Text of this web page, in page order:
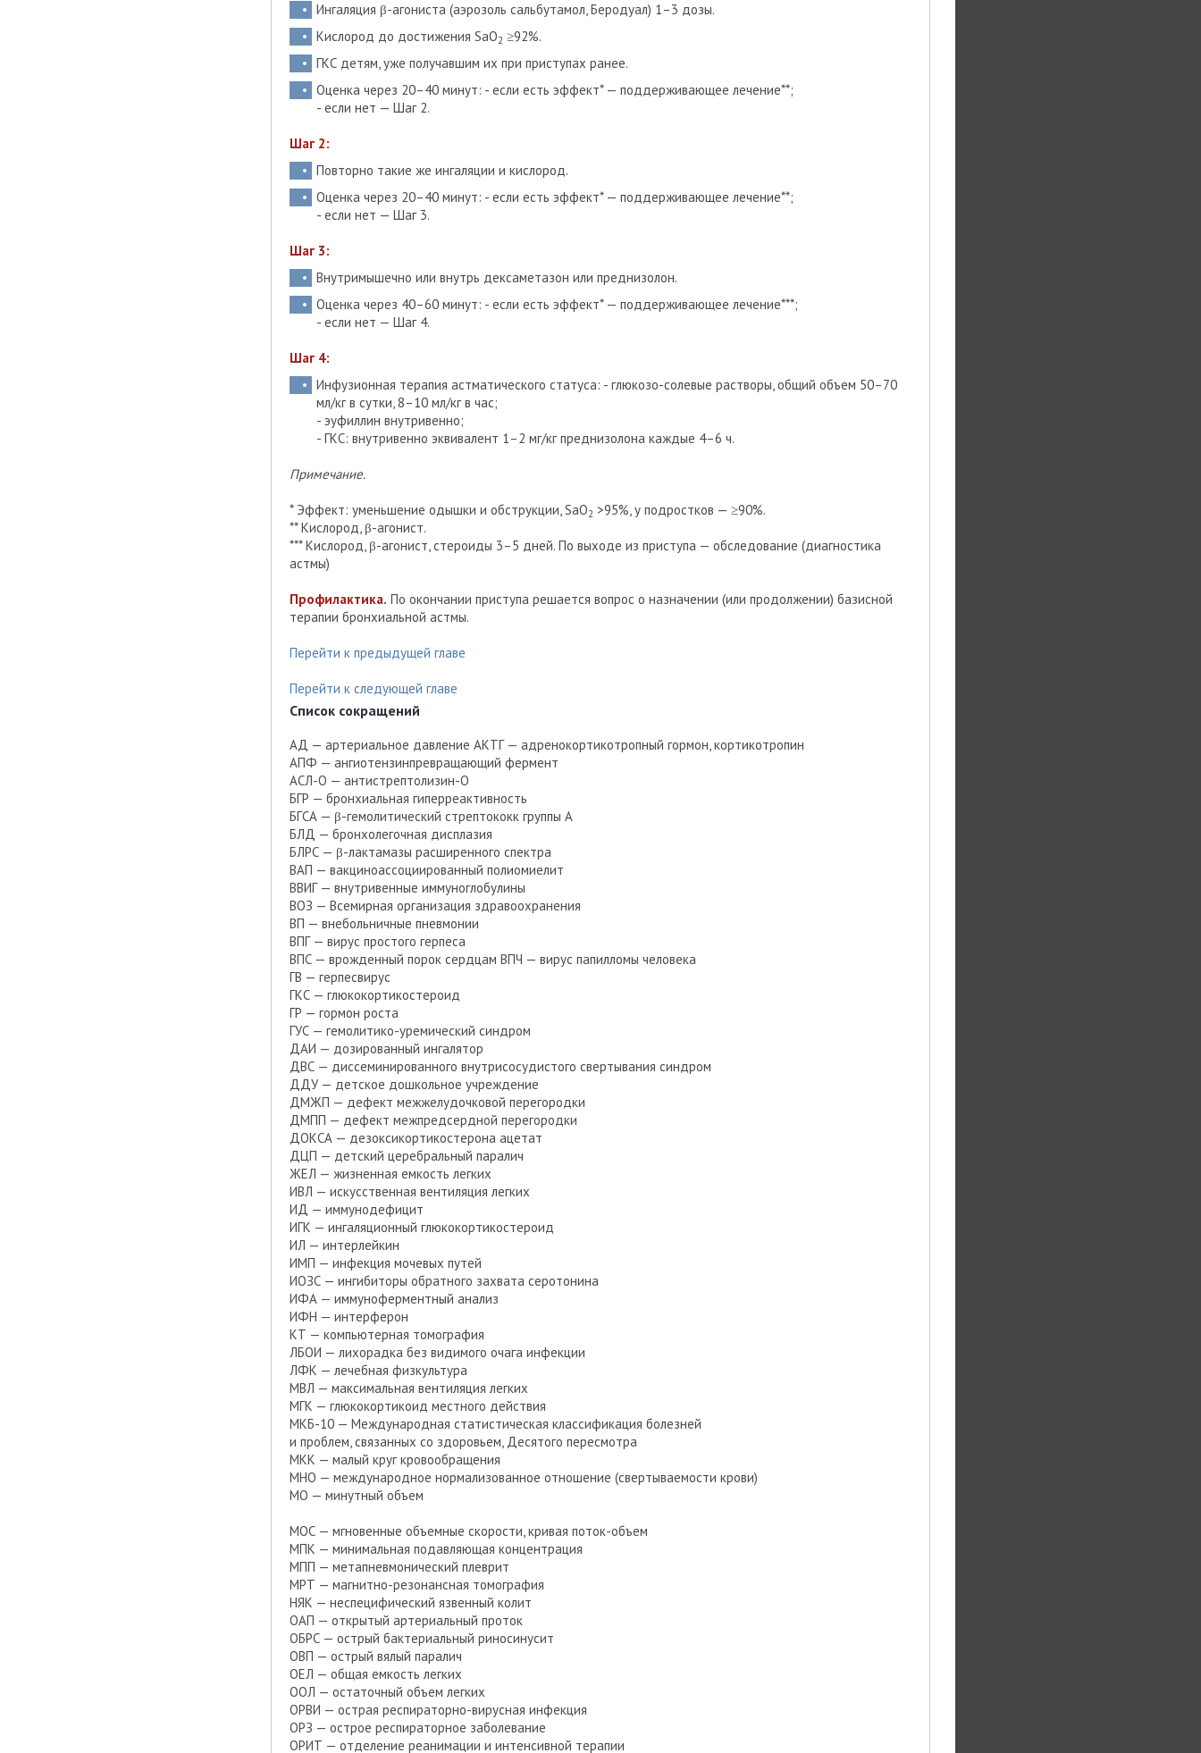
Ингаляция β-агониста (аэрозоль сальбутамол, Беродуал) 1–3 дозы.
Кислород до достижения SaO2 ≥92%.
ГКС детям, уже получавшим их при приступах ранее.
Оценка через 20–40 минут: - если есть эффект* — поддерживающее лечение**;
- если нет — Шаг 2.
Шаг 2:
Повторно такие же ингаляции и кислород.
Оценка через 20–40 минут: - если есть эффект* — поддерживающее лечение**;
- если нет — Шаг 3.
Шаг 3:
Внутримышечно или внутрь дексаметазон или преднизолон.
Оценка через 40–60 минут: - если есть эффект* — поддерживающее лечение***;
- если нет — Шаг 4.
Шаг 4:
Инфузионная терапия астматического статуса: - глюкозо-солевые растворы, общий объем 50–70
мл/кг в сутки, 8–10 мл/кг в час;
- эуфиллин внутривенно;
- ГКС: внутривенно эквивалент 1–2 мг/кг преднизолона каждые 4–6 ч.
Примечание.
* Эффект: уменьшение одышки и обструкции, SaO2 >95%, у подростков — ≥90%.
** Кислород, β-агонист.
*** Кислород, β-агонист, стероиды 3–5 дней. По выходе из приступа — обследование (диагностика
астмы)
Профилактика. По окончании приступа решается вопрос о назначении (или продолжении) базисной
терапии бронхиальной астмы.
Перейти к предыдущей главе
Перейти к следующей главе
Список сокращений
АД — артериальное давление АКТГ — адренокортикотропный гормон, кортикотропин
АПФ — ангиотензинпревращающий фермент
АСЛ-О — антистрептолизин-О
БГР — бронхиальная гиперреактивность
БГСА — β-гемолитический стрептококк группы А
БЛД — бронхолегочная дисплазия
БЛРС — β-лактамазы расширенного спектра
ВАП — вакциноассоциированный полиомиелит
ВВИГ — внутривенные иммуноглобулины
ВОЗ — Всемирная организация здравоохранения
ВП — внебольничные пневмонии
ВПГ — вирус простого герпеса
ВПС — врожденный порок сердцам ВПЧ — вирус папилломы человека
ГВ — герпесвирус
ГКС — глюкокортикостероид
ГР — гормон роста
ГУС — гемолитико-уремический синдром
ДАИ — дозированный ингалятор
ДВС — диссеминированного внутрисосудистого свертывания синдром
ДДУ — детское дошкольное учреждение
ДМЖП — дефект межжелудочковой перегородки
ДМПП — дефект межпредсердной перегородки
ДОКСА — дезоксикортикостерона ацетат
ДЦП — детский церебральный паралич
ЖЕЛ — жизненная емкость легких
ИВЛ — искусственная вентиляция легких
ИД — иммунодефицит
ИГК — ингаляционный глюкокортикостероид
ИЛ — интерлейкин
ИМП — инфекция мочевых путей
ИОЗС — ингибиторы обратного захвата серотонина
ИФА — иммуноферментный анализ
ИФН — интерферон
КТ — компьютерная томография
ЛБОИ — лихорадка без видимого очага инфекции
ЛФК — лечебная физкультура
МВЛ — максимальная вентиляция легких
МГК — глюкокортикоид местного действия
МКБ-10 — Международная статистическая классификация болезней
и проблем, связанных со здоровьем, Десятого пересмотра
МКК — малый круг кровообращения
МНО — международное нормализованное отношение (свертываемости крови)
МО — минутный объем
МОС — мгновенные объемные скорости, кривая поток-объем
МПК — минимальная подавляющая концентрация
МПП — метапневмонический плеврит
МРТ — магнитно-резонансная томография
НЯК — неспецифический язвенный колит
ОАП — открытый артериальный проток
ОБРС — острый бактериальный риносинусит
ОВП — острый вялый паралич
ОЕЛ — общая емкость легких
ООЛ — остаточный объем легких
ОРВИ — острая респираторно-вирусная инфекция
ОРЗ — острое респираторное заболевание
ОРИТ — отделение реанимации и интенсивной терапии